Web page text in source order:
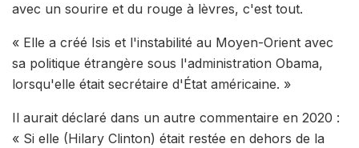
avec un sourire et du rouge à lèvres, c'est tout.
« Elle a créé Isis et l'instabilité au Moyen-Orient avec
sa politique étrangère sous l'administration Obama,
lorsqu'elle était secrétaire d'État américaine. »
Il aurait déclaré dans un autre commentaire en 2020 :
« Si elle (Hilary Clinton) était restée en dehors de la